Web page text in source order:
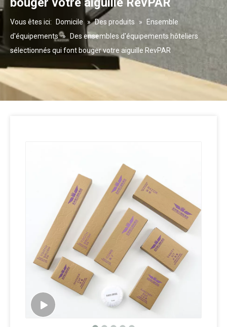
Vous êtes ici: Domicile » Des produits »
Ensemble
d'équipements »
Des ensembles d'équipements hôteliers
sélectionnés qui font bouger votre aiguille RevPAR